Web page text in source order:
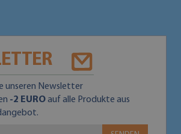
unseren Newsletter
-2 EUROauf alle Produkte aus